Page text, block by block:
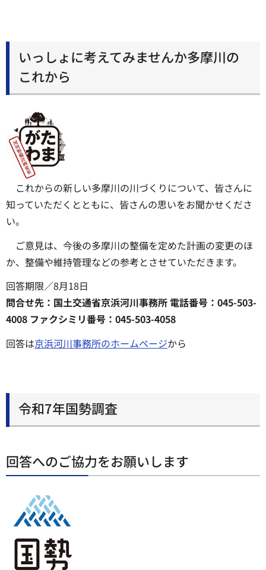
いっしょに考えてみませんか多摩川の
これから
これからの新しい多摩川の川づくりについて、皆さんに
知っていただくとともに、皆さんの思いをお聞かせくださ
い。
ご意見は、今後の多摩川の整備を定めた計画の変更のほ
か、整備や維持管理などの参考とさせていただきます。
回答期限／8月18日
問合せ先：国土交通省京浜河川事務所 電話番号：045-503-
4008 ファクシミリ番号：045-503-4058
回答は京浜河川事務所のホームページから
令和7年国勢調査
回答へのご協力をお願いします